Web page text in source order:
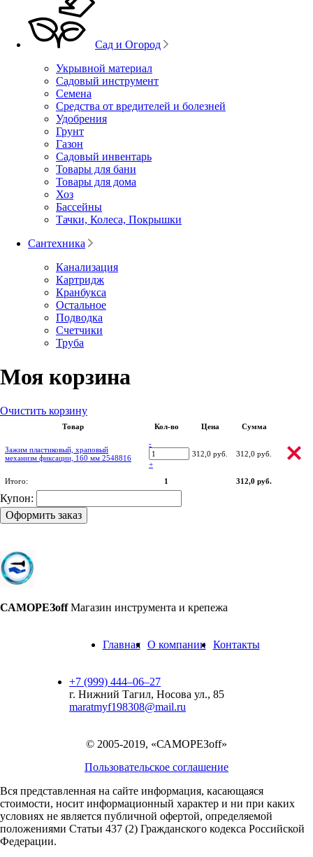
Сад и Огород
Укрывной материал
Садовый инструмент
Семена
Средства от вредителей и болезней
Удобрения
Грунт
Газон
Садовый инвентарь
Товары для бани
Товары для дома
Хоз
Бассейны
Тачки, Колеса, Покрышки
Сантехника
Канализация
Картридж
Кранбукса
Остальное
Подводка
Счетчики
Труба
Моя корзина
Очистить корзину
Товар Кол-во Цена Сумма
Зажим пластиковый, храповый
механизм фиксации, 160 мм 2548816
-
+
312,0 руб. 312,0 руб.
Итого: 1 312,0 руб.
Купон:
Оформить заказ
САМОРЕЗoff Магазин инструмента и крепежа
Главная О компании Контакты
+7 (999) 444‒06‒27
г. Нижний Тагил, Носова ул., 85
maratmyf198308@mail.ru
© 2005-2019, «САМОРЕЗoff»
Пользовательское соглашение
Вся представленная на сайте информация, касающаяся
стоимости, носит информационный характер и ни при каких
условиях не является публичной офертой, определяемой
положениями Статьи 437 (2) Гражданского кодекса Российской
Федерации.